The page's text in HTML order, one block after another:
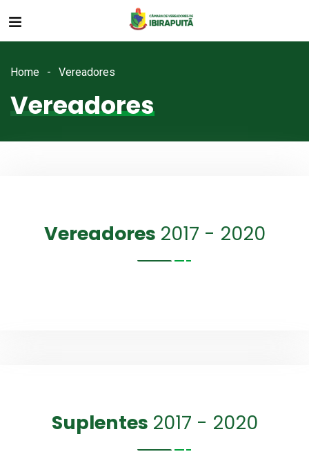
Home Vereadores
Vereadores
Vereadores 2017 - 2020
Suplentes 2017 - 2020